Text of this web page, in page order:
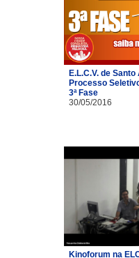
E.L.C.V. de Santo
Processo
3ª Fase
30/05/2016
Kinoforum na